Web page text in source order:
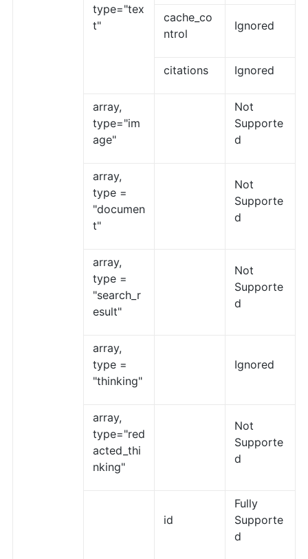
type="tex
t"
cache_co
ntrol
Ignored
citations Ignored
array,
type="im
age"
Not
Supporte
d
array,
type =
"documen
t"
Not
Supporte
d
array,
type =
"search_r
esult"
Not
Supporte
d
array,
type =
"thinking"
Ignored
array,
type="red
acted_thi
nking"
Not
Supporte
d
id
Fully
Supporte
d